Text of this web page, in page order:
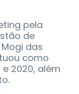
pela
de
das
como
2020, além